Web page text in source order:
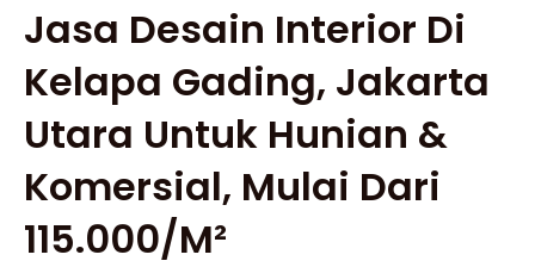
Jasa Desain Interior Di
Kelapa Gading, Jakarta
Utara Untuk Hunian &
Komersial, Mulai Dari
115.000/m²